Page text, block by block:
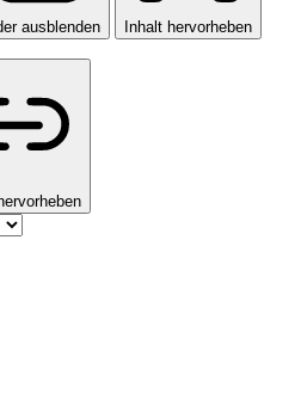
ausblenden Inhalt hervorheben